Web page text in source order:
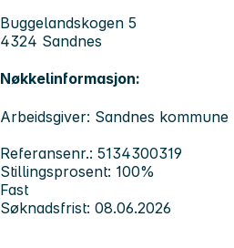
Buggelandskogen 5
4324 Sandnes
Nøkkelinformasjon:
Arbeidsgiver: Sandnes kommune
Referansenr.: 5134300319
Stillingsprosent: 100%
Fast
Søknadsfrist: 08.06.2026